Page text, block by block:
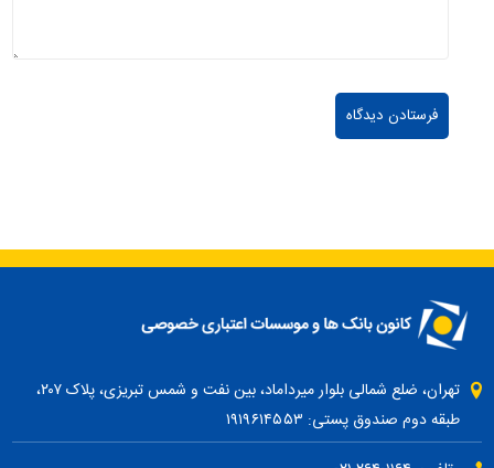
تهران، ضلع شمالی بلوار میرداماد، بین نفت و شمس تبریزی، پلاک ۲۰۷،
طبقه دوم صندوق پستی: ۱۹۱۹۶۱۴۵۵۳